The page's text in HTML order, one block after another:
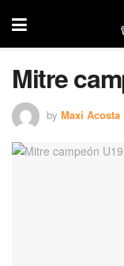
Mitre
by Maxi Acosta